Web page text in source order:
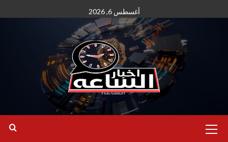
إلى
أغسطس 6, 2026
الأساسية